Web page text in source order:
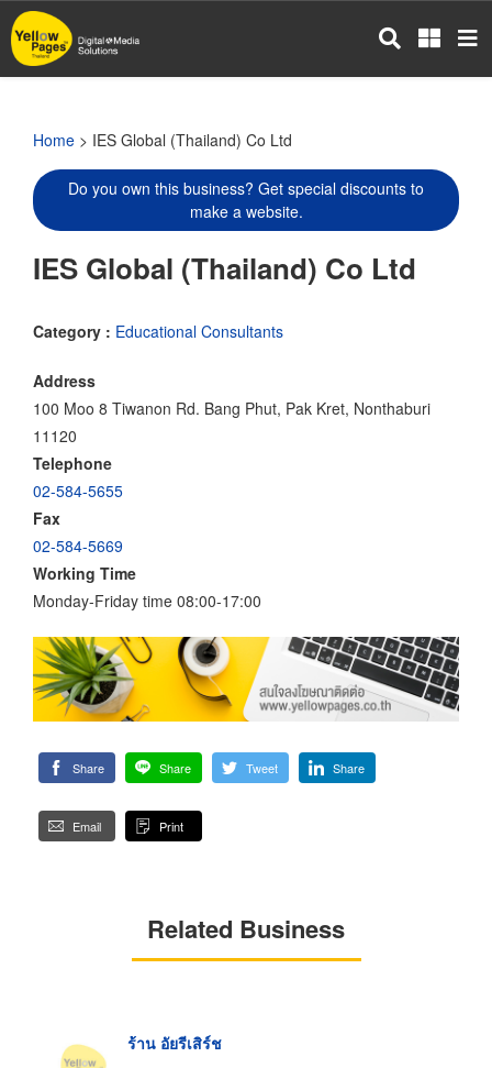
Skip
to
main
Home > IES Global (Thailand) Co Ltd
Do you own this business? Get special discounts to
make a website.
IES Global (Thailand) Co Ltd
Category : Educational Consultants
Address
100 Moo 8 Tiwanon Rd. Bang Phut, Pak Kret, Nonthaburi
11120
Telephone
02-584-5655
Fax
02-584-5669
Working Time
Monday-Friday time 08:00-17:00
Share Share Tweet Share
Email Print
Related Business
ร้าน อัยรีเสิร์ช